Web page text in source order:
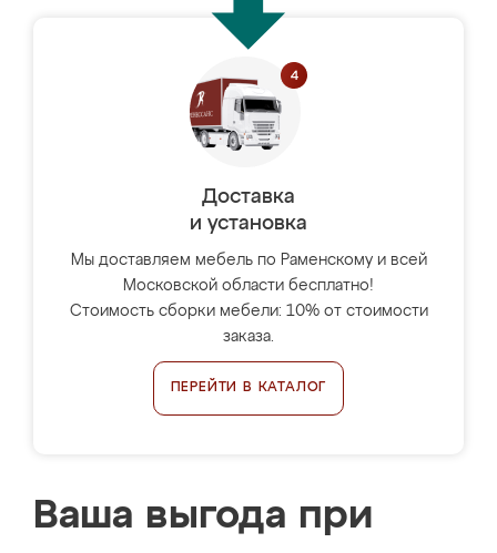
Доставка
и установка
Мы доставляем мебель по Раменскому и всей
Московской области бесплатно!
Стоимость сборки мебели: 10% от стоимости
заказа.
ПЕРЕЙТИ В КАТАЛОГ
Ваша выгода при